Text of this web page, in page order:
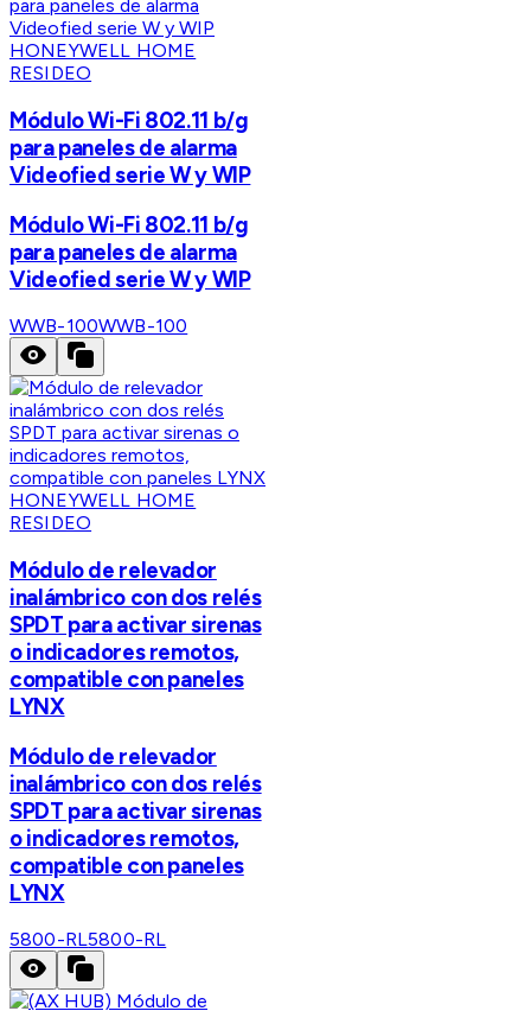
HONEYWELL HOME
RESIDEO
Módulo Wi-Fi 802.11 b/g
para paneles de alarma
Videofied serie W y WIP
Módulo Wi-Fi 802.11 b/g
para paneles de alarma
Videofied serie W y WIP
WWB-100WWB-100
HONEYWELL HOME
RESIDEO
Módulo de relevador
inalámbrico con dos relés
SPDT para activar sirenas
o indicadores remotos,
compatible con paneles
LYNX
Módulo de relevador
inalámbrico con dos relés
SPDT para activar sirenas
o indicadores remotos,
compatible con paneles
LYNX
5800-RL5800-RL